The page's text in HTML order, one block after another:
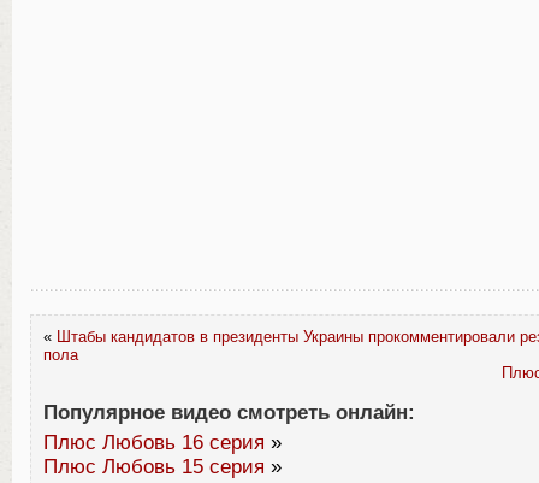
« Штабы кандидатов в президенты Украины прокомментировали
пола
Популярное видео смотреть онлайн:
Плюс Любовь 16 серия »
Плюс Любовь 15 серия »